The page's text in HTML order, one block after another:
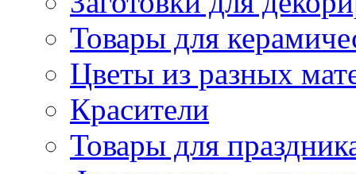
Товары для
Цветы из разных
Красители
Товары для